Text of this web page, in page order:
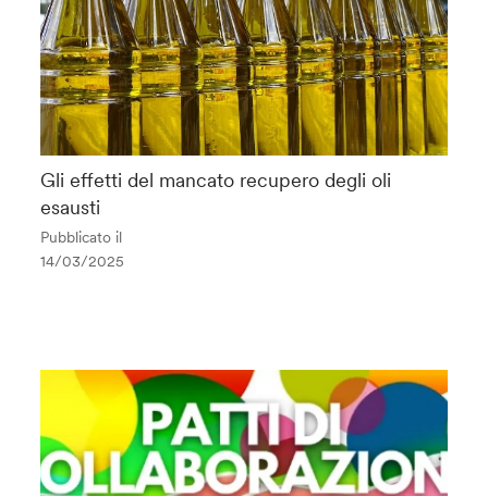
Gli effetti del mancato recupero degli oli
esausti
Pubblicato il
14/03/2025